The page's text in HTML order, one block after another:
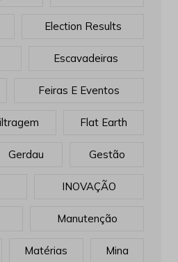
Election Results
Escavadeiras
Feiras E Eventos
Flat Earth
Gerdau Gestão
INOVAÇÃO
Manutenção
Matérias Mina